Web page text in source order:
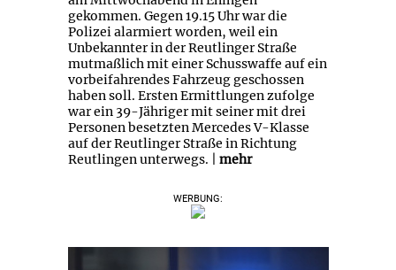
gekommen. Gegen 19.15 Uhr war die
Polizei alarmiert worden, weil ein
Unbekannter in der Reutlinger Straße
mutmaßlich mit einer Schusswaffe auf ein
vorbeifahrendes Fahrzeug geschossen
haben soll. Ersten Ermittlungen zufolge
war ein 39-Jähriger mit seiner mit drei
Personen besetzten Mercedes V-Klasse
auf der Reutlinger Straße in Richtung
Reutlingen unterwegs. | mehr
WERBUNG:
B 313 nach Lkw-Unfall